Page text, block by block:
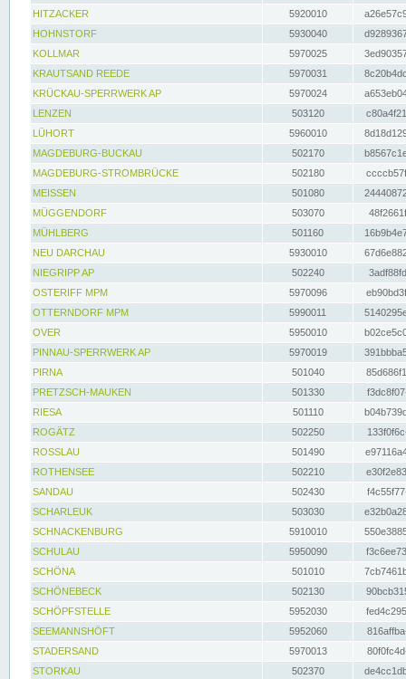
HITZACKER
5920010
HOHNSTORF
5930040
KOLLMAR
5970025
KRAUTSAND REEDE
5970031
KRÜCKAU-SPERRWERK AP
5970024
LENZEN
503120
LÜHORT
5960010
MAGDEBURG-BUCKAU
502170
MAGDEBURG-STROMBRÜCKE
502180
MEISSEN
501080
MÜGGENDORF
503070
MÜHLBERG
501160
NEU DARCHAU
5930010
NIEGRIPP AP
502240
OSTERIFF MPM
5970096
OTTERNDORF MPM
5990011
OVER
5950010
PINNAU-SPERRWERK AP
5970019
PIRNA
501040
PRETZSCH-MAUKEN
501330
RIESA
501110
ROGÄTZ
502250
ROSSLAU
501490
ROTHENSEE
502210
SANDAU
502430
SCHARLEUK
503030
SCHNACKENBURG
5910010
SCHULAU
5950090
SCHÖNA
501010
SCHÖNEBECK
502130
SCHÖPFSTELLE
5952030
SEEMANNSHÖFT
5952060
STADERSAND
5970013
STORKAU
502370